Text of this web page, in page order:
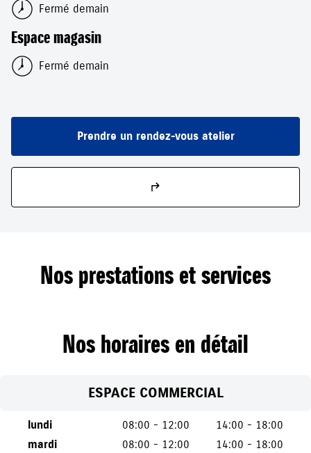
Fermé demain
Espace magasin
Fermé demain
Prendre un rendez-vous atelier
Nos prestations et services
Nos horaires en détail
ESPACE COMMERCIAL
lundi 08:00 - 12:00
14:00 - 18:00
mardi
08:00 - 12:00
14:00 - 18:00